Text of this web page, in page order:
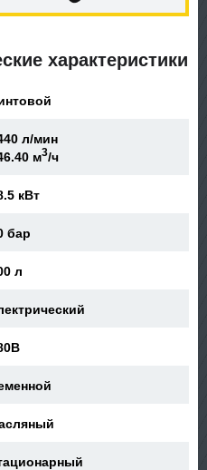
характеристики
л/мин
м3/ч
кВт
бар
л